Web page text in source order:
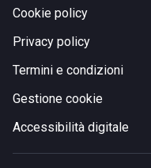
Cookie policy
Privacy policy
Termini e condizioni
Gestione cookie
Accessibilità digitale